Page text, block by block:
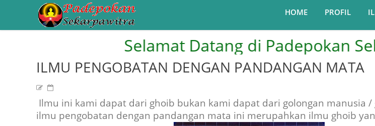
HOME PROFIL
Selamat Datang di Padepokan
ILMU PENGOBATAN DENGAN PANDANGAN MATA
Ilmu ini kami dapat dari ghoib bukan kami dapat dari golongan manusia
ilmu pengobatan dengan pandangan mata ini merupahkan ilmu ghoib